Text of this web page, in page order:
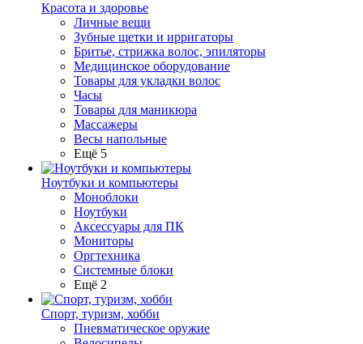
Красота и здоровье
Личные вещи
Зубные щетки и ирригаторы
Бритье, стрижка волос, эпиляторы
Медицинское оборудование
Товары для укладки волос
Часы
Товары для маникюра
Массажеры
Весы напольные
Ещё 5
Ноутбуки и компьютеры
Моноблоки
Ноутбуки
Аксессуары для ПК
Мониторы
Оргтехника
Системные блоки
Ещё 2
Спорт, туризм, хобби
Пневматическое оружие